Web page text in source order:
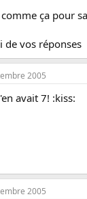
comme ça pour
de vos réponses
2005
avait 7! :kiss:
2005